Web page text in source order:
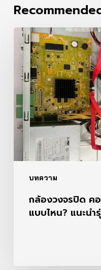
บทความ
กล้อง
วงจรปิด
โด
ทาวน์
โฮม
—
ติด
แบบ
แนะนำ
กล้องวงจรปิด ค
แบบไหน? แนะน